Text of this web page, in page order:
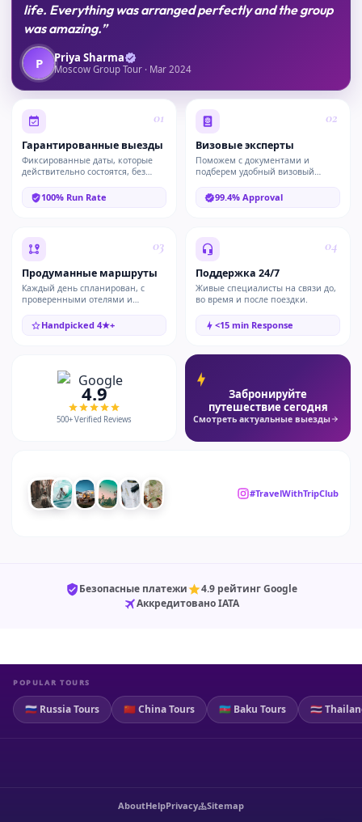
life. Everything was arranged perfectly and the group
was amazing.”
P Priya Sharma
Moscow Group Tour · Mar 2024
01
Гарантированные выезды
Фиксированные даты, которые
действительно состоятся, без
100% Run Rate
02
Визовые эксперты
Поможем с документами и
подберем удобный визовый
99.4% Approval
03
Продуманные маршруты
Каждый день спланирован, с
проверенными отелями и
Handpicked 4★+
04
Поддержка 24/7
Живые специалисты на связи до,
во время и после поездки.
<15 min Response
4.9
500+ Verified Reviews
Забронируйте
путешествие сегодня
Смотреть актуальные выезды
#TravelWithTripClub
Безопасные платежи
4.9 рейтинг Google
Аккредитовано IATA
POPULAR TOURS
🇷🇺 Russia Tours 🇨🇳 China Tours 🇦🇿 Baku Tours 🇹🇭
AboutHelpPrivacy Sitemap